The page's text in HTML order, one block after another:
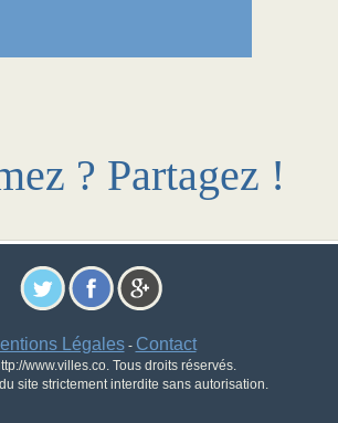
? Partagez !
Légales- Contact
www.villes.co. Tous droits réservés.
site strictement interdite sans autorisation.